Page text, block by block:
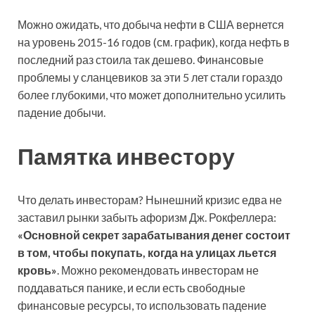
Можно ожидать, что добыча нефти в США вернется
на уровень 2015-16 годов (см. график), когда нефть в
последний раз стоила так дешево. Финансовые
проблемы у сланцевиков за эти 5 лет стали гораздо
более глубокими, что может дополнительно усилить
падение добычи.
Памятка инвестору
Что делать инвесторам? Нынешний кризис едва не
заставил рынки забыть афоризм Дж. Рокфеллера:
«Основной секрет зарабатывания денег состоит
в том, чтобы покупать, когда на улицах льется
кровь». Можно рекомендовать инвесторам не
поддаваться панике, и если есть свободные
финансовые ресурсы, то использовать падение